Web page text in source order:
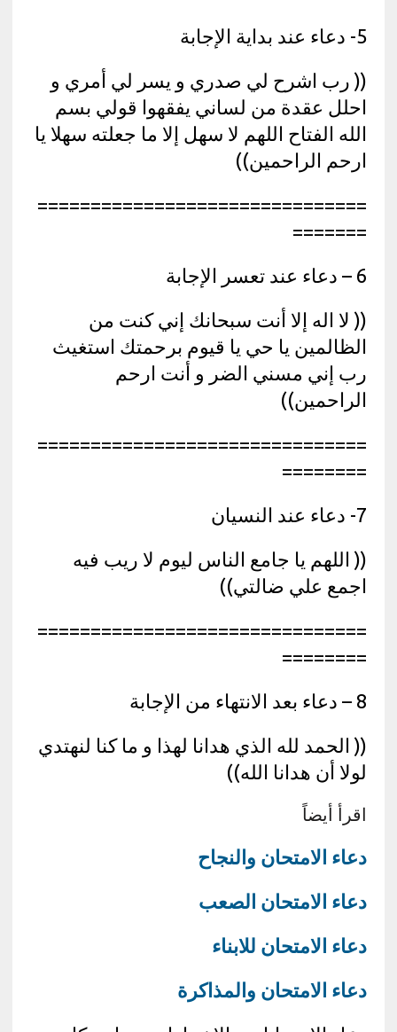
5- دعاء عند بداية الإجابة
(( رب اشرح لي صدري و يسر لي أمري و
احلل عقدة من لساني يفقهوا قولي بسم
الله الفتاح اللهم لا سهل إلا ما جعلته سهلا يا
ارحم الراحمين))
===============================
=======
6 – دعاء عند تعسر الإجابة
(( لا اله إلا أنت سبحانك إني كنت من
الظالمين يا حي يا قيوم برحمتك استغيث
رب إني مسني الضر و أنت ارحم
الراحمين))
===============================
========
7- دعاء عند النسيان
(( اللهم يا جامع الناس ليوم لا ريب فيه
اجمع علي ضالتي))
===============================
========
8 – دعاء بعد الانتهاء من الإجابة
(( الحمد لله الذي هدانا لهذا و ما كنا لنهتدي
لولا أن هدانا الله))
اقرأ أيضاً
دعاء الامتحان والنجاح
دعاء الامتحان الصعب
دعاء الامتحان للابناء
دعاء الامتحان والمذاكرة